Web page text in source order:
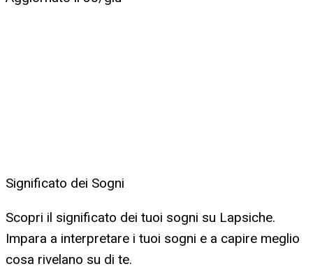
Significato dei Sogni
Scopri il significato dei tuoi sogni su Lapsiche.
Impara a interpretare i tuoi sogni e a capire meglio
cosa rivelano su di te.